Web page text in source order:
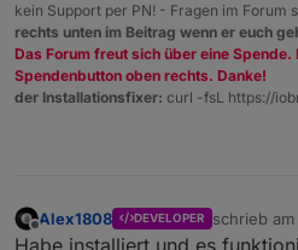
kein Support per PN! - Fragen im Forum
rechts unten im Beitrag wenn er euch
Das Forum freut sich über eine Spende.
Spendenbutton oben rechts. Danke!
der Installationsfixer: curl -fsL https://
Offline
Alex1808 DEVELOPER schrieb am
zuletzt